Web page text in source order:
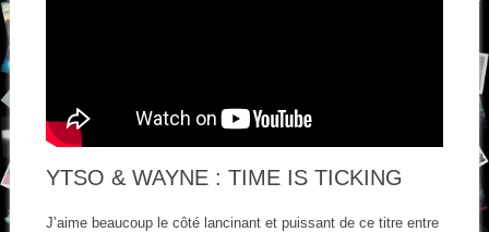
YTSO & WAYNE : TIME IS TICKING
J’aime beaucoup le côté lancinant et puissant de ce titre entre